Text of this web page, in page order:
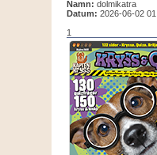
Namn: dolmikatra
Datum: 2026-06-02
1